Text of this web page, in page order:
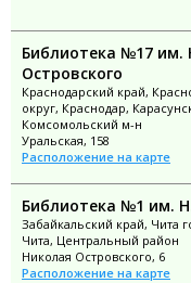
Библиотека №17 им.
Островского
Краснодарский край,
округ, Краснодар,
Комсомольский м-н
Уральская, 158
Расположение на карте
Библиотека №1 им.
Забайкальский край, Чита
Чита, Центральный район
Николая Островского, 6
Расположение на карте